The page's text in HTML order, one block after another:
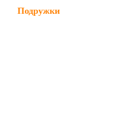
Подружки